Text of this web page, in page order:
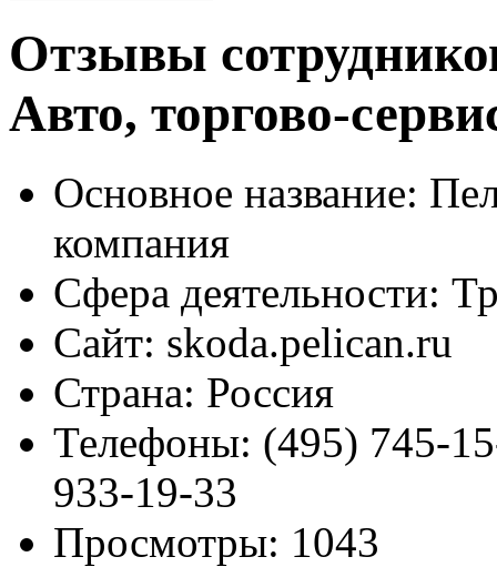
Отзывы
Авто, торгово-
Основное название:
компания
Сфера деятельности:
Сайт: skoda.pelican.ru
Страна: Россия
Телефоны: (495) 745-
933-19-33
Просмотры: 1043